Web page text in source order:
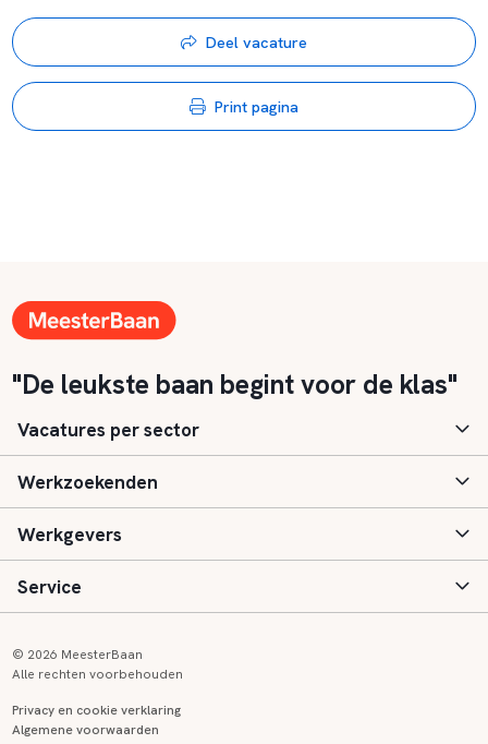
Deel vacature
Print pagina
"De leukste baan begint voor de klas"
Vacatures per sector
Basisonderwijs
Speciaal (basis) onderwijs
Voortgezet onderwijs
Werkzoekenden
Aanmelden
Vacatures
Werkgevers
Inloggen
Service
© 2026 MeesterBaan
Alle rechten voorbehouden
Privacy en cookie verklaring
Algemene voorwaarden